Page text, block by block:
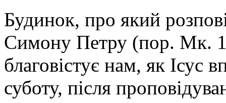
Будинок, про який
Симону Петру (пор. Мк.
благовістує нам, як Ісус
суботу, після